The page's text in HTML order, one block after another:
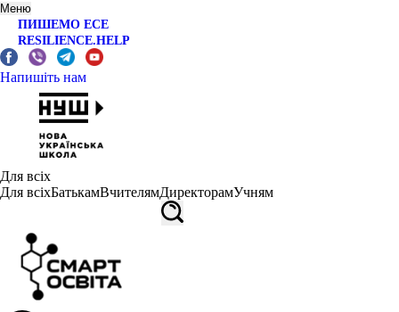
Меню
ПИШЕМО ЕСЕ
RESILIENCE.HELP
Напишіть нам
Для всіх
Для всіхБатькамВчителямДиректорамУчням